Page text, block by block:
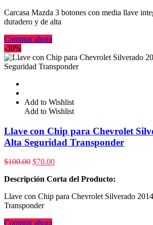
Carcasa Mazda 3 botones con media llave
duradero y de alta
Comprar ahora
-30%
Add to Wishlist
Add to Wishlist
Llave con Chip para Chevrolet
Alta Seguridad Transponder
$100.00 $70.00
Descripción Corta del Producto:
Llave con Chip para Chevrolet Silverado
Transponder
Comprar ahora